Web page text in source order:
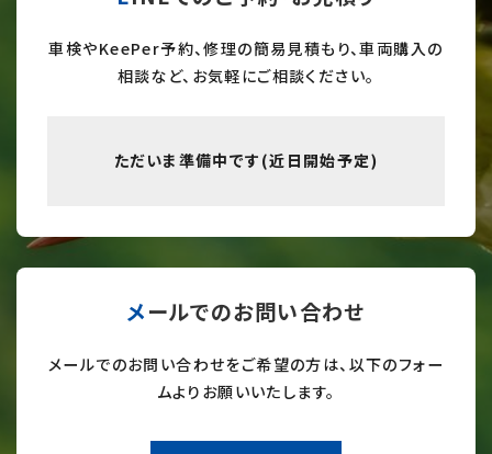
車検やKeePer予約、修理の簡易見積もり、車両購入の
相談など、お気軽にご相談ください。
ただいま準備中です(近日開始予定)
メールでのお問い合わせ
メールでのお問い合わせをご希望の方は、以下のフォー
ムよりお願いいたします。